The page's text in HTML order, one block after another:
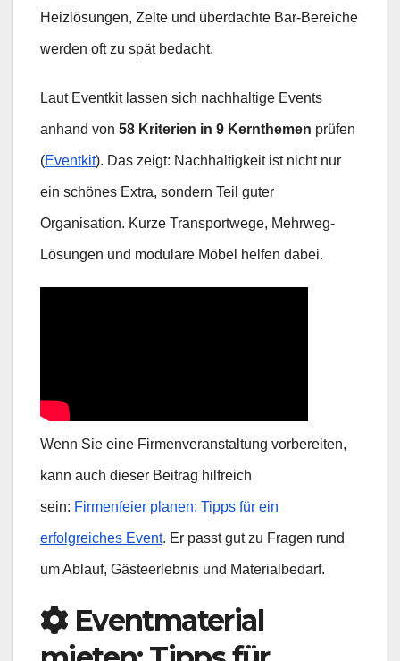
Heizlösungen, Zelte und überdachte Bar-Bereiche
werden oft zu spät bedacht.
Laut Eventkit lassen sich nachhaltige Events
anhand von 58 Kriterien in 9 Kernthemen prüfen
(Eventkit). Das zeigt: Nachhaltigkeit ist nicht nur
ein schönes Extra, sondern Teil guter
Organisation. Kurze Transportwege, Mehrweg-
Lösungen und modulare Möbel helfen dabei.
Wenn Sie eine Firmenveranstaltung vorbereiten,
kann auch dieser Beitrag hilfreich
sein: Firmenfeier planen: Tipps für ein
erfolgreiches Event. Er passt gut zu Fragen rund
um Ablauf, Gästeerlebnis und Materialbedarf.
Eventmaterial